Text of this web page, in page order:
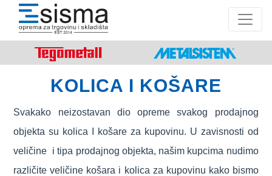
KOLICA I KOŠARE
Svakako neizostavan dio opreme svakog prodajnog
objekta su kolica I košare za kupovinu. U zavisnosti od
veličine i tipa prodajnog objekta, našim kupcima nudimo
različite veličine košara i kolica za kupovinu kako bismo